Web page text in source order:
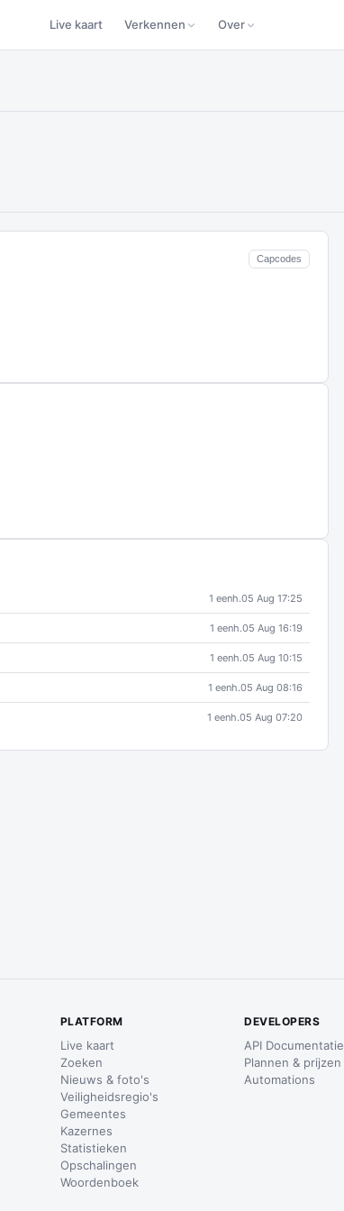
Live kaart Verkennen Over
Capcodes
1 eenh.05 Aug 17:25
1 eenh.05 Aug 16:19
1 eenh.05 Aug 10:15
1 eenh.05 Aug 08:16
1 eenh.05 Aug 07:20
PLATFORM
Live kaart
Zoeken
Nieuws & foto's
Veiligheidsregio's
Gemeentes
Kazernes
Statistieken
Opschalingen
Woordenboek
DEVELOPERS
API Documentatie
Plannen & prijzen
Automations